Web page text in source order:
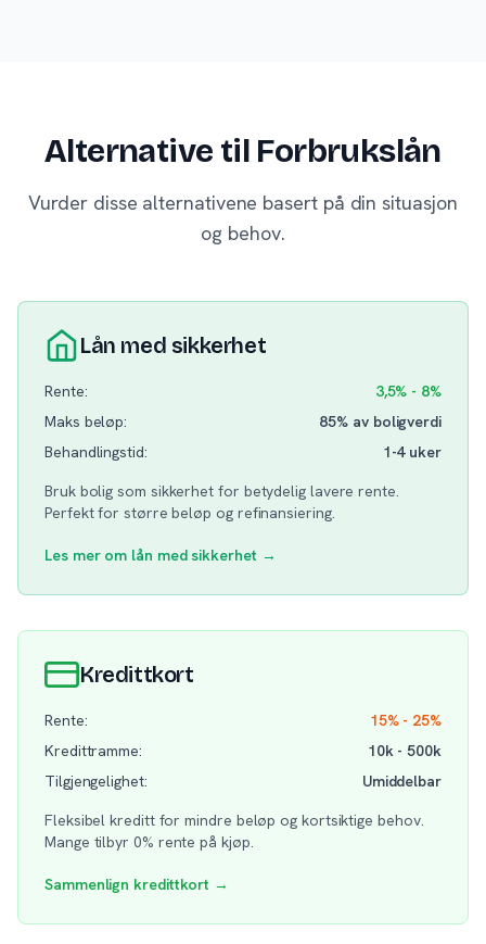
Alternative til Forbrukslån
Vurder disse alternativene basert på din situasjon
og behov.
Lån med sikkerhet
Rente:
3,5% - 8%
Maks beløp:
85% av boligverdi
Behandlingstid:
1-4 uker
Bruk bolig som sikkerhet for betydelig lavere rente.
Perfekt for større beløp og refinansiering.
Les mer om lån med sikkerhet →
Kredittkort
Rente:
15% - 25%
Kredittramme:
10k - 500k
Tilgjengelighet:
Umiddelbar
Fleksibel kreditt for mindre beløp og kortsiktige behov.
Mange tilbyr 0% rente på kjøp.
Sammenlign kredittkort →